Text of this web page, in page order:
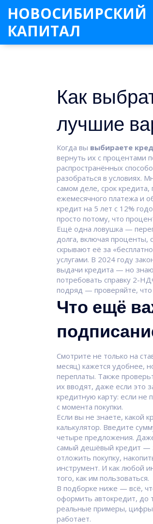
НОВОСИБИРСКИЙ
КАПИТАЛ
Как
лучшие
Когда вы выбираете
вернуть их с процентами
распространённых
разобраться в условиях.
самом деле, срок кредита,
ежемесячного платежа и
кредит на 5 лет с 12%
просто потому, что
Ещё одна ловушка —
долга, включая проценты,
скрывают её за
услугами. В 2024 году
выдачи кредита — но
потребовать справку 2-
подряд — проверяйте,
Что ещё
Смотрите не только на
месяц) кажется удобнее,
переплаты. Также
их вводят, даже если это
кредитную карту: если не
с момента покупки.
Если вы не знаете, какой
калькулятор. Введите
четыре предложения.
самый дешёвый кредит —
отложить покупку,
инструмент. И как любой
того, как им пользоваться.
В подборке ниже — всё,
оформить автокредит, до
реальные примеры, цифры
работает.